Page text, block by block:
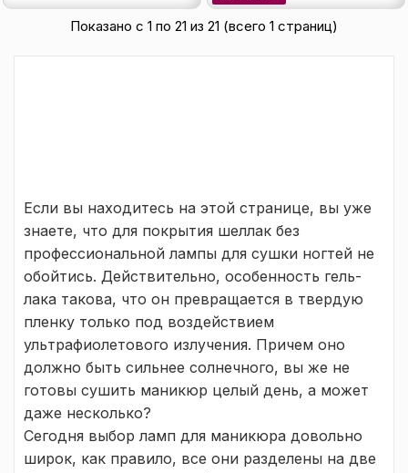
Показано с 1 по 21 из 21 (всего 1 страниц)
Если вы находитесь на этой странице, вы уже
знаете, что для покрытия шеллак без
профессиональной лампы для сушки ногтей не
обойтись. Действительно, особенность гель-
лака такова, что он превращается в твердую
пленку только под воздействием
ультрафиолетового излучения. Причем оно
должно быть сильнее солнечного, вы же не
готовы сушить маникюр целый день, а может
даже несколько?
Сегодня выбор ламп для маникюра довольно
широк, как правило, все они разделены на две